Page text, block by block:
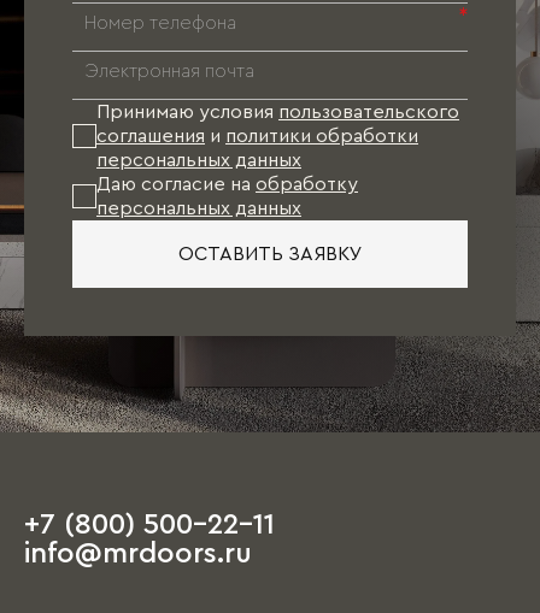
*
Принимаю условия пользовательского
соглашения и политики обработки
персональных данных
Даю согласие на обработку
персональных данных
ОСТАВИТЬ ЗАЯВКУ
+7 (800) 500-22-11
info@mrdoors.ru